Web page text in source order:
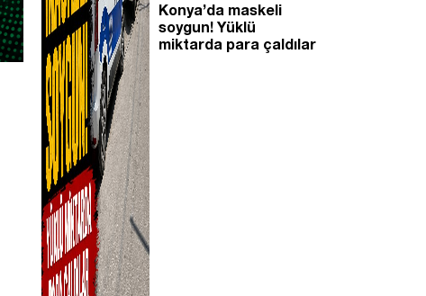
Konya’da maskeli
soygun! Yüklü
miktarda para çaldılar